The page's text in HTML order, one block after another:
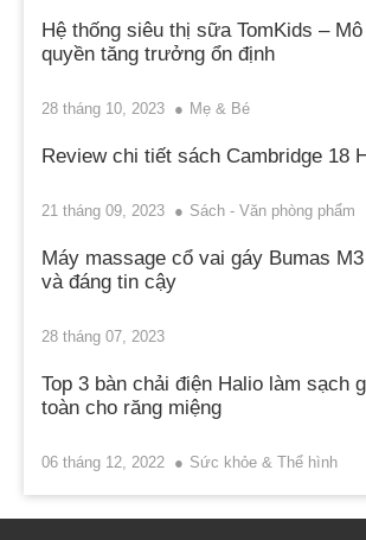
Hệ thống siêu thị sữa TomKids –
quyền tăng trưởng ổn định
28 tháng 10, 2023 Mẹ & Bé
Review chi tiết sách Cambridge 18
21 tháng 09, 2023 Sách - Văn phòng phẩm
Máy massage cổ vai gáy Bumas
và đáng tin cậy
28 tháng 07, 2023
Top 3 bàn chải điện Halio làm sạch
toàn cho răng miệng
06 tháng 12, 2022 Sức khỏe & Thể hình